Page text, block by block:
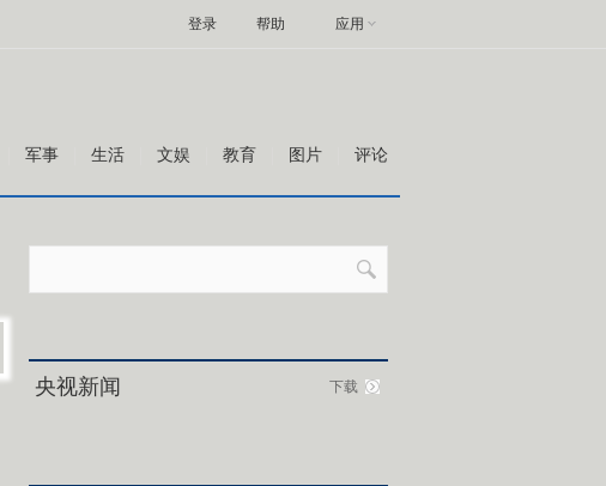
帮助 应用
登录
军事 生活 文娱 教育 图片 评论
央视新闻 下载